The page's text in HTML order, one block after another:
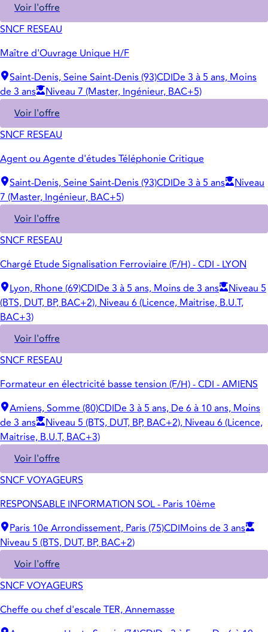
Voir l'offre
SNCF RESEAU
Maître d'Ouvrage Unique H/F
Saint-Denis, Seine Saint-Denis (93)CDIDe 3 à 5 ans, Moins
de 3 ans
Niveau 7 (Master, Ingénieur, BAC+5)
Voir l'offre
SNCF RESEAU
Agent ou Agente d'études Téléphonie Critique
Saint-Denis, Seine Saint-Denis (93)CDIDe 3 à 5 ans
Niveau
7 (Master, Ingénieur, BAC+5)
Voir l'offre
SNCF RESEAU
Chargé Etude Signalisation Ferroviaire (F/H) - CDI - LYON
Lyon, Rhone (69)CDIDe 3 à 5 ans, Moins de 3 ans
Niveau 5
(BTS, DUT, BP, BAC+2), Niveau 6 (Licence, Maitrise, B.U.T,
BAC+3)
Voir l'offre
SNCF RESEAU
Formateur en électricité basse tension (F/H) - CDI - AMIENS
Amiens, Somme (80)CDIDe 3 à 5 ans, De 6 à 10 ans, Moins
de 3 ans
Niveau 5 (BTS, DUT, BP, BAC+2), Niveau 6 (Licence,
Maitrise, B.U.T, BAC+3)
Voir l'offre
SNCF VOYAGEURS
RESPONSABLE INFORMATION SOL - Paris 10ème
Paris 10e Arrondissement, Paris (75)CDIMoins de 3 ans
Niveau 5 (BTS, DUT, BP, BAC+2)
Voir l'offre
SNCF VOYAGEURS
Cheffe ou chef d'escale TER, Annemasse